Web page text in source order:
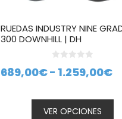
RUEDAS INDUSTRY NINE
300 DOWNHILL | DH
d
689,00€- 1.259,00€
VER OPCIONES
página
de